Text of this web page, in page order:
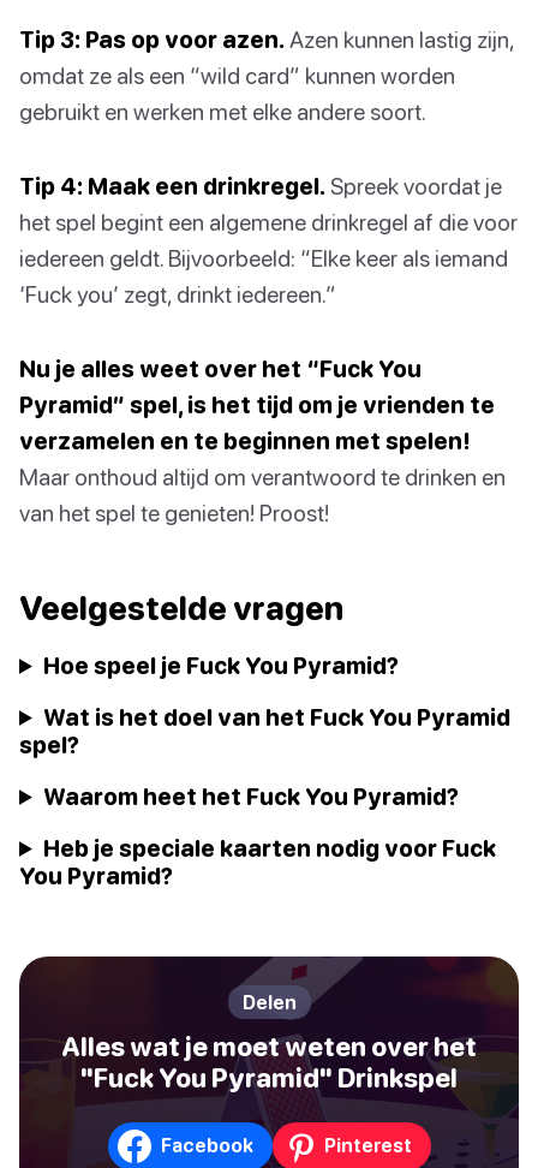
Tip 3: Pas op voor azen. Azen kunnen lastig zijn,
omdat ze als een “wild card” kunnen worden
gebruikt en werken met elke andere soort.
Tip 4: Maak een drinkregel. Spreek voordat je
het spel begint een algemene drinkregel af die voor
iedereen geldt. Bijvoorbeeld: “Elke keer als iemand
‘Fuck you’ zegt, drinkt iedereen.”
Nu je alles weet over het “Fuck You
Pyramid” spel, is het tijd om je vrienden te
verzamelen en te beginnen met spelen!
Maar onthoud altijd om verantwoord te drinken en
van het spel te genieten! Proost!
Veelgestelde vragen
Hoe speel je Fuck You Pyramid?
Wat is het doel van het Fuck You Pyramid
spel?
Waarom heet het Fuck You Pyramid?
Heb je speciale kaarten nodig voor Fuck
You Pyramid?
Delen
Alles wat je moet weten over het
"Fuck You Pyramid" Drinkspel
Facebook Pinterest